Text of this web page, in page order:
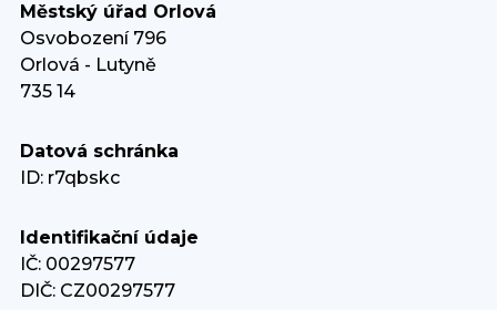
Městský úřad Orlová
Osvobození 796
Orlová - Lutyně
735 14
Datová schránka
ID: r7qbskc
Identifikační údaje
IČ: 00297577
DIČ: CZ00297577